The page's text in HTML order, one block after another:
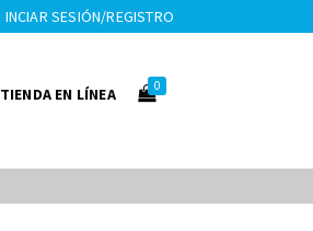
INCIAR SESIÓN/REGISTRO
TIENDA EN LÍNEA 0